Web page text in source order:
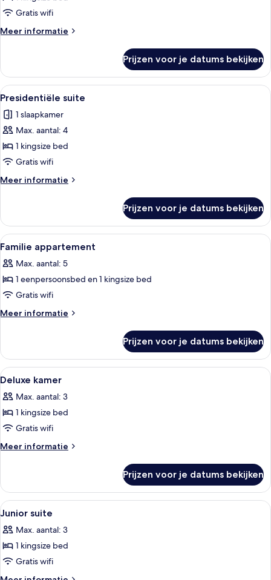
kamer
laden
Gratis wifi
Meer informatie
Meer
kamer
Prijzen voor je datums bekijken
Alle
foto's
voor
Presidentiële
suite
laden
Een hotelkamer met een groot bed,
6
Presidentiële suite
1 slaapkamer
Max. aantal: 4
1 kingsize bed
Gratis wifi
Meer informatie
Meer
suite
Prijzen voor je datums bekijken
Alle
foto's
voor
Familie
appartement
laden
Een hotelkamer met een groot bed,
6
Familie appartement
Max. aantal: 5
1 eenpersoonsbed en 1 kingsize bed
Gratis wifi
Meer informatie
Meer
appartement
Prijzen voor je datums bekijken
Alle
foto's
voor
Deluxe
kamer
laden
Een hotelkamer met een groot bed,
7
Deluxe kamer
Max. aantal: 3
1 kingsize bed
Gratis wifi
Meer informatie
Meer
kamer
Prijzen voor je datums bekijken
Alle
foto's
voor
Junior
suite
laden
Een kamer met een groot bed, een
5
Junior suite
Max. aantal: 3
1 kingsize bed
Gratis wifi